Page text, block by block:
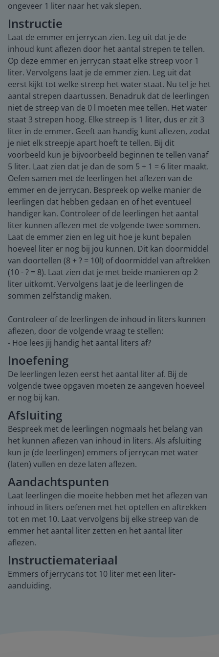
ongeveer 1 liter naar het vak slepen.
Instructie
Laat de emmer en jerrycan zien. Leg uit dat je de
inhoud kunt aflezen door het aantal strepen te tellen.
Op deze emmer en jerrycan staat elke streep voor 1
liter. Vervolgens laat je de emmer zien. Leg uit dat
eerst kijkt tot welke streep het water staat. Nu tel je het
aantal strepen daartussen. Benadruk dat de leerlingen
niet de streep van de 0 l moeten mee tellen. Het water
staat 3 strepen hoog. Elke streep is 1 liter, dus er zit 3
liter in de emmer. Geeft aan handig kunt aflezen, zodat
je niet elk streepje apart hoeft te tellen. Bij dit
voorbeeld kun je bijvoorbeeld beginnen te tellen vanaf
5 liter. Laat zien dat je dan de som 5 + 1 = 6 liter maakt.
Oefen samen met de leerlingen het aflezen van de
emmer en de jerrycan. Bespreek op welke manier de
leerlingen dat hebben gedaan en of het eventueel
handiger kan. Controleer of de leerlingen het aantal
liter kunnen aflezen met de volgende twee sommen.
Laat de emmer zien en leg uit hoe je kunt bepalen
hoeveel liter er nog bij jou kunnen. Dit kan doormiddel
van doortellen (8 + ? = 10l) of doormiddel van aftrekken
(10 - ? = 8). Laat zien dat je met beide manieren op 2
liter uitkomt. Vervolgens laat je de leerlingen de
sommen zelfstandig maken.
Controleer of de leerlingen de inhoud in liters kunnen
aflezen, door de volgende vraag te stellen:
- Hoe lees jij handig het aantal liters af?
Inoefening
De leerlingen lezen eerst het aantal liter af. Bij de
volgende twee opgaven moeten ze aangeven hoeveel
er nog bij kan.
Afsluiting
Bespreek met de leerlingen nogmaals het belang van
het kunnen aflezen van inhoud in liters. Als afsluiting
kun je (de leerlingen) emmers of jerrycan met water
(laten) vullen en deze laten aflezen.
Aandachtspunten
Laat leerlingen die moeite hebben met het aflezen van
inhoud in liters oefenen met het optellen en aftrekken
tot en met 10. Laat vervolgens bij elke streep van de
emmer het aantal liter zetten en het aantal liter
aflezen.
Instructiemateriaal
Emmers of jerrycans tot 10 liter met een liter-
aanduiding.